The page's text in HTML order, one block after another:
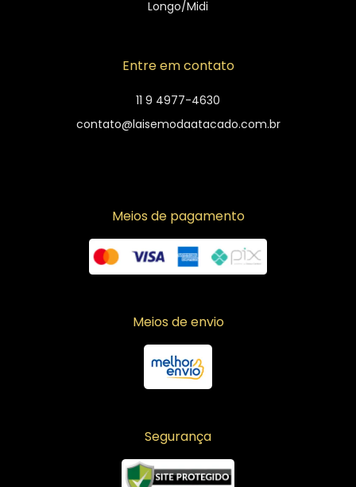
Longo/Midi
Entre em contato
11 9 4977-4630
contato@laisemodaatacado.com.br
Meios de pagamento
Meios de envio
Segurança